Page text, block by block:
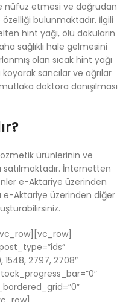
nüfuz etmesi ve doğrudan
bulunmaktadır. İlgili
hint yağı, ölü dokuların
sağlıklı hale gelmesini
olan sıcak hint yağı
koyarak sancılar ve ağrılar
doktora danışılması
ürünlerinin ve
satılmaktadır. İnternetten
e-Aktariye üzerinden
e-Aktariye üzerinden diğer
2797, 2708″